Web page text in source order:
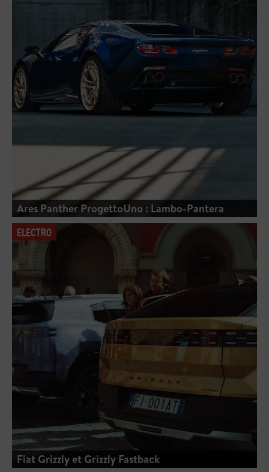
Ares Panther ProgettoUno : Lambo-Pantera
ELECTRO
Fiat Grizzly et Grizzly Fastback